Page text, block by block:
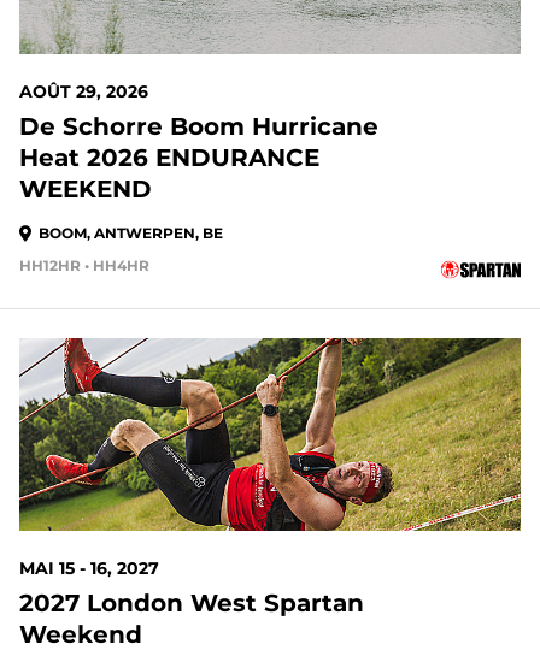
AOÛT 29, 2026
De Schorre Boom Hurricane
Heat 2026 ENDURANCE
WEEKEND
BOOM, ANTWERPEN, BE
HH12HR • HH4HR
MAI 15 - 16, 2027
2027 London West Spartan
Weekend